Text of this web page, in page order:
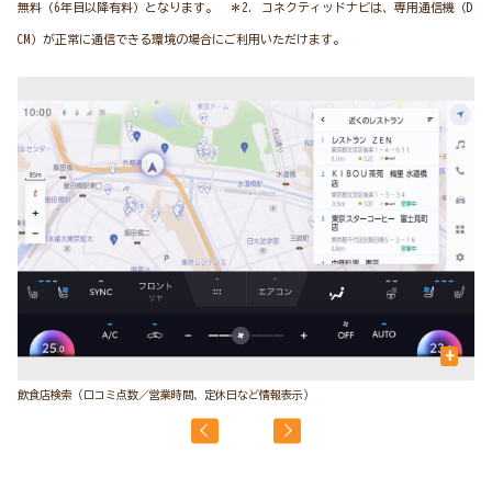
無料（6年目以降有料）となります。 ＊2. コネクティッドナビは、専用通信機（D
CM）が正常に通信できる環境の場合にご利用いただけます。
+
飲食店検索（口コミ点数／営業時間、定休日など情報表示）